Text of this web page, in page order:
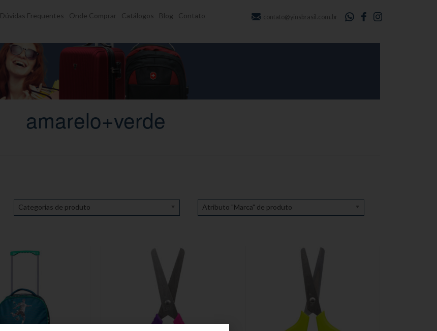
Dúvidas Frequentes Onde Comprar Catálogos Blog Contato contato@yinsbrasil.com.br
amarelo+verde
Categorias de produto Atributo "Marca" de produto